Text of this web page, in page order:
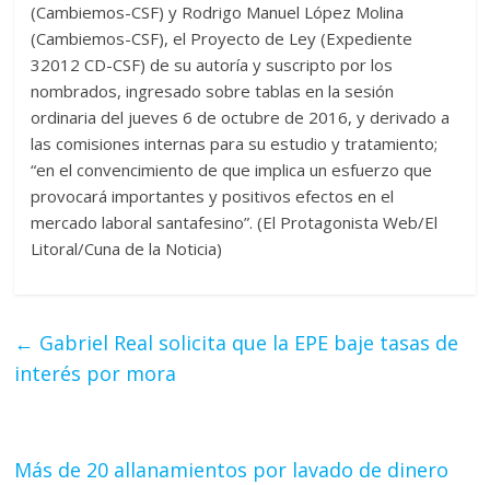
(Cambiemos-CSF) y Rodrigo Manuel López Molina
(Cambiemos-CSF), el Proyecto de Ley (Expediente
32012 CD-CSF) de su autoría y suscripto por los
nombrados, ingresado sobre tablas en la sesión
ordinaria del jueves 6 de octubre de 2016, y derivado a
las comisiones internas para su estudio y tratamiento;
“en el convencimiento de que implica un esfuerzo que
provocará importantes y positivos efectos en el
mercado laboral santafesino”. (El Protagonista Web/El
Litoral/Cuna de la Noticia)
← Gabriel Real solicita que la EPE baje tasas de
interés por mora
Más de 20 allanamientos por lavado de dinero